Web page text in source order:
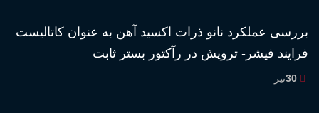
بررسى عملكرد نانو ذرات اكسيد آهن به عنوان كاتاليست
فرايند فيشر- تروپش در رآكتور بستر ثابت
30تیر